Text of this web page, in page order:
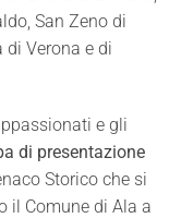
San Zeno di
di Verona e di
e gli
di presentazione
Storico che si
il Comune di Ala a